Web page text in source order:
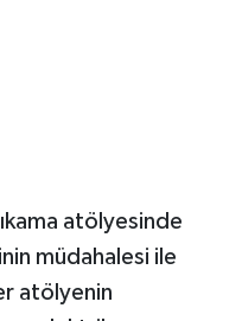
atölyesinde
müdahalesi ile
atölyenin